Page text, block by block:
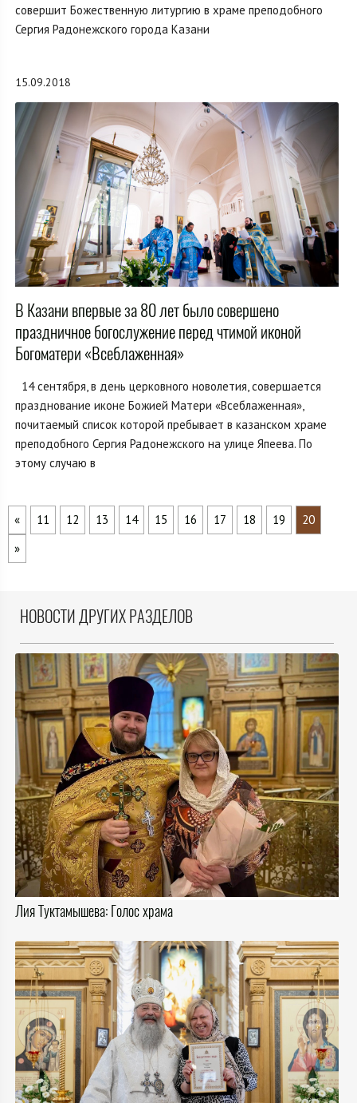
совершит Божественную литургию в храме преподобного
Сергия Радонежского города Казани
15.09.2018
В Казани впервые за 80 лет было совершено
праздничное богослужение перед чтимой иконой
Богоматери «Всеблаженная»
14 сентября, в день церковного новолетия, совершается
празднование иконе Божией Матери «Всеблаженная»,
почитаемый список которой пребывает в казанском храме
преподобного Сергия Радонежского на улице Япеева. По
этому случаю в
« 11 12 13 14 15 16 17 18 19
20
»
НОВОСТИ ДРУГИХ РАЗДЕЛОВ
Лия Туктамышева: Голос храма